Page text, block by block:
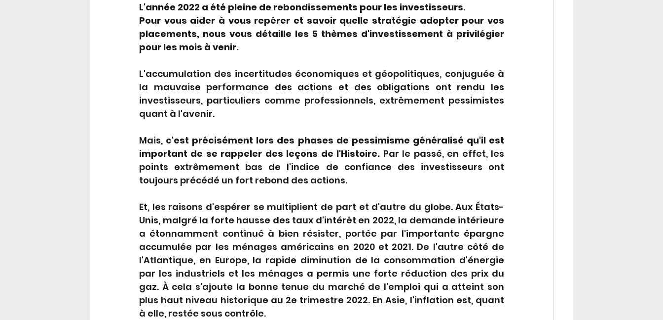
L'année 2022 a été pleine de rebondissements pour les investisseurs.
Pour vous aider à vous repérer et savoir quelle stratégie adopter pour vos
placements, nous vous détaille les 5 thèmes d'investissement à privilégier
pour les mois à venir.
L'accumulation des incertitudes économiques et géopolitiques, conjuguée à
la mauvaise performance des actions et des obligations ont rendu les
investisseurs, particuliers comme professionnels, extrêmement pessimistes
quant à l'avenir.
Mais, c'est précisément lors des phases de pessimisme généralisé qu'il est
important de se rappeler des leçons de l'Histoire. Par le passé, en effet, les
points extrêmement bas de l'indice de confiance des investisseurs ont
toujours précédé un fort rebond des actions.
Et, les raisons d'espérer se multiplient de part et d'autre du globe. Aux États-
Unis, malgré la forte hausse des taux d'intérêt en 2022, la demande intérieure
a étonnamment continué à bien résister, portée par l'importante épargne
accumulée par les ménages américains en 2020 et 2021. De l'autre côté de
l'Atlantique, en Europe, la rapide diminution de la consommation d'énergie
par les industriels et les ménages a permis une forte réduction des prix du
gaz. À cela s'ajoute la bonne tenue du marché de l'emploi qui a atteint son
plus haut niveau historique au 2e trimestre 2022. En Asie, l'inflation est, quant
à elle, restée sous contrôle.